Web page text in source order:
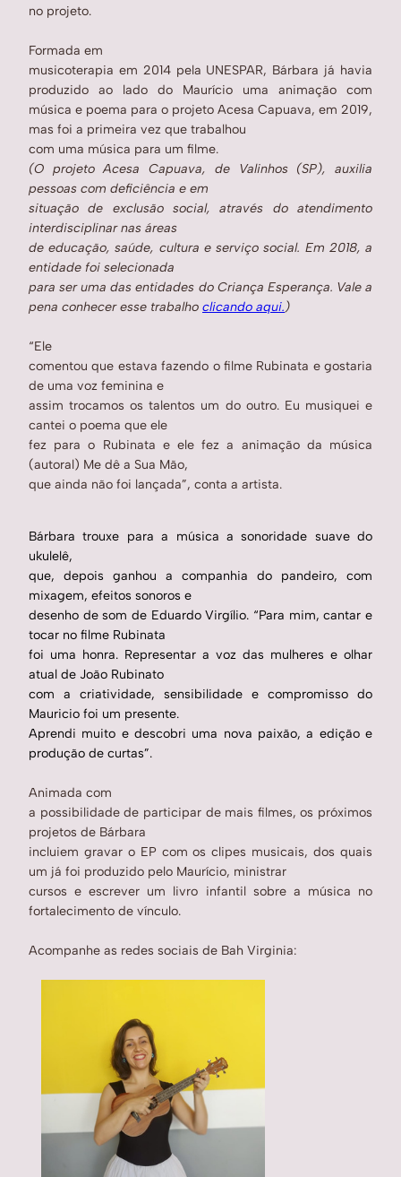
no projeto.
Formada em
musicoterapia em 2014 pela UNESPAR, Bárbara já havia
produzido ao lado do Maurício uma animação com
música e poema para o projeto Acesa Capuava, em 2019,
mas foi a primeira vez que trabalhou
com uma música para um filme.
(O projeto Acesa Capuava, de Valinhos (SP), auxilia
pessoas com deficiência e em
situação de exclusão social, através do atendimento
interdisciplinar nas áreas
de educação, saúde, cultura e serviço social. Em 2018, a
entidade foi selecionada
para ser uma das entidades do Criança Esperança. Vale a
pena conhecer esse trabalho clicando aqui.)
“Ele
comentou que estava fazendo o filme Rubinata e gostaria
de uma voz feminina e
assim trocamos os talentos um do outro. Eu musiquei e
cantei o poema que ele
fez para o Rubinata e ele fez a animação da música
(autoral) Me dê a Sua Mão,
que ainda não foi lançada”, conta a artista.
Bárbara trouxe para a música a sonoridade suave do
ukulelê,
que, depois ganhou a companhia do pandeiro, com
mixagem, efeitos sonoros e
desenho de som de Eduardo Virgílio. “Para mim, cantar e
tocar no filme Rubinata
foi uma honra. Representar a voz das mulheres e olhar
atual de João Rubinato
com a criatividade, sensibilidade e compromisso do
Mauricio foi um presente.
Aprendi muito e descobri uma nova paixão, a edição e
produção de curtas”.
Animada com
a possibilidade de participar de mais filmes, os próximos
projetos de Bárbara
incluiem gravar o EP com os clipes musicais, dos quais
um já foi produzido pelo Maurício, ministrar
cursos e escrever um livro infantil sobre a música no
fortalecimento de vínculo.
Acompanhe as redes sociais de Bah Virginia: